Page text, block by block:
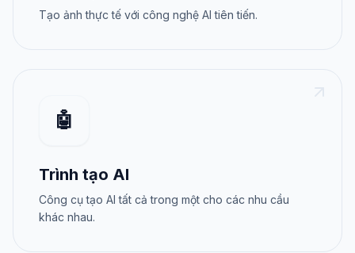
Tạo ảnh thực tế với công nghệ AI tiên tiến.
🤖
Trình tạo AI
Công cụ tạo AI tất cả trong một cho các nhu cầu
khác nhau.